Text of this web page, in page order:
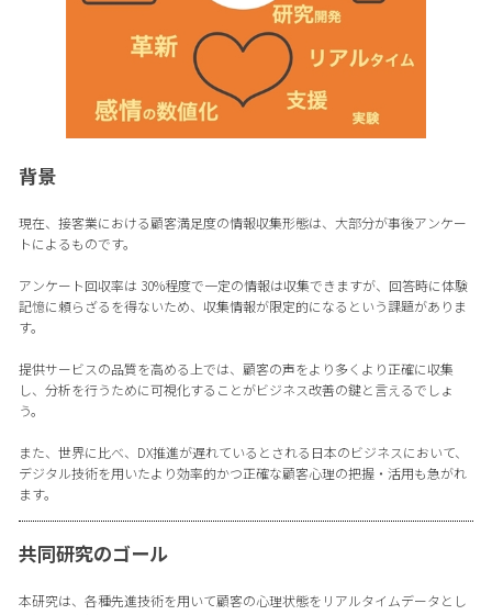
背景
現在、接客業における顧客満足度の情報収集形態は、大部分が事後アンケー
トによるものです。
アンケート回収率は 30%程度で一定の情報は収集できますが、回答時に体験
記憶に頼らざるを得ないため、収集情報が限定的になるという課題がありま
す。
提供サービスの品質を高める上では、顧客の声をより多くより正確に収集
し、分析を行うために可視化することがビジネス改善の鍵と言えるでしょ
う。
また、世界に比べ、DX推進が遅れているとされる日本のビジネスにおいて、
デジタル技術を用いたより効率的かつ正確な顧客心理の把握・活用も急がれ
ます。
共同研究のゴール
本研究は、各種先進技術を用いて顧客の心理状態をリアルタイムデータとし